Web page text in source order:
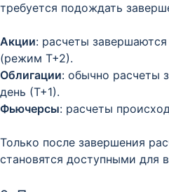
требуется подождать
Акции: расчеты
(режим Т+2).​
Облигации: обычно расчеты
день (Т+1).​
Фьючерсы: расчеты
Только после завершения
становятся доступными для